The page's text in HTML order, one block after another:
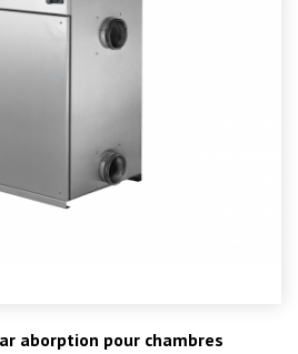
aborption pour chambres